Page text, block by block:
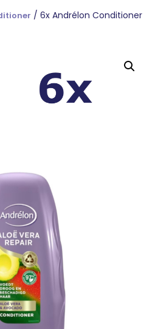
/ 6x Andrélon Conditioner